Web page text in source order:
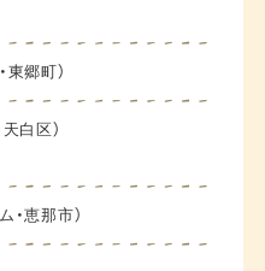
郷町）
白区）
恵那市）